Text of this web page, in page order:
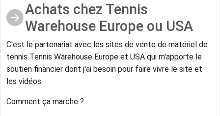
Achats chez Tennis
Warehouse Europe ou USA
C'est le partenariat avec les sites de vente de matériel de
tennis Tennis Warehouse Europe et USA qui m'apporte le
soutien financier dont j'ai besoin pour faire vivre le site et
les vidéos.
Comment ça marche ?